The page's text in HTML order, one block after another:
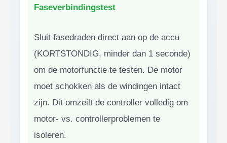
Faseverbindingstest
Sluit fasedraden direct aan op de accu
(KORTSTONDIG, minder dan 1 seconde)
om de motorfunctie te testen. De motor
moet schokken als de windingen intact
zijn. Dit omzeilt de controller volledig om
motor- vs. controllerproblemen te
isoleren.